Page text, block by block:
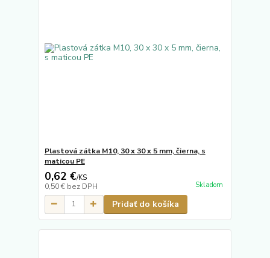
Plastová zátka M10, 30 x 30 x 5 mm, čierna, s
maticou PE
0,62 €/KS
0,50 € bez DPH Skladom
Pridať do košíka